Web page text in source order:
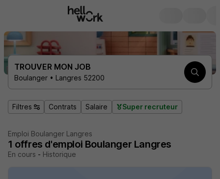
TROUVER MON JOB
Boulanger • Langres 52200
Filtres Contrats Salaire Super recruteur
Emploi Boulanger Langres
1 offres d'emploi Boulanger Langres
En cours - Historique